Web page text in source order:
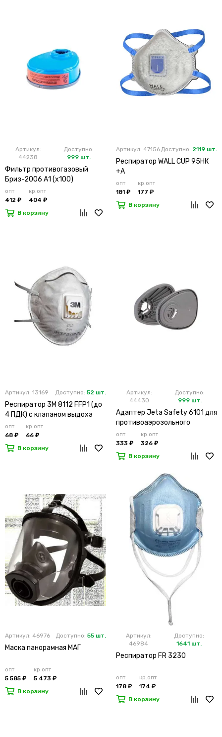
Артикул:
44238
Доступно:
999 шт.
Фильтр противогазовый
Бриз-2006 А1 (х100)
опт
412 ₽
кр.опт
404 ₽
В корзину
Артикул: 47156Доступно: 2119 шт.
Респиратор WALL CUP 95HК
+А
опт
181 ₽
кр.опт
177 ₽
В корзину
Артикул: 13169 Доступно: 52 шт.
Респиратор 3М 8112 FFP1 (до
4 ПДК) с клапаном выдоха
опт
68 ₽
кр.опт
66 ₽
В корзину
Артикул:
44430
Доступно:
999 шт.
Адаптер Jeta Safety 6101 для
противоаэрозольного
фильтра (х2х100)
опт
333 ₽
кр.опт
326 ₽
В корзину
Артикул: 46976 Доступно: 55 шт.
Маска панорамная МАГ
опт
5 585 ₽
кр.опт
5 473 ₽
В корзину
Артикул:
46984
Доступно:
1641 шт.
Респиратор FR 3230
опт
178 ₽
кр.опт
174 ₽
В корзину